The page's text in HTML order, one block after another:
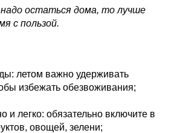
остаться дома, то лучше
с пользой.
летом важно удерживать
избежать обезвоживания;
и легко: обязательно включите в
овощей, зелени;